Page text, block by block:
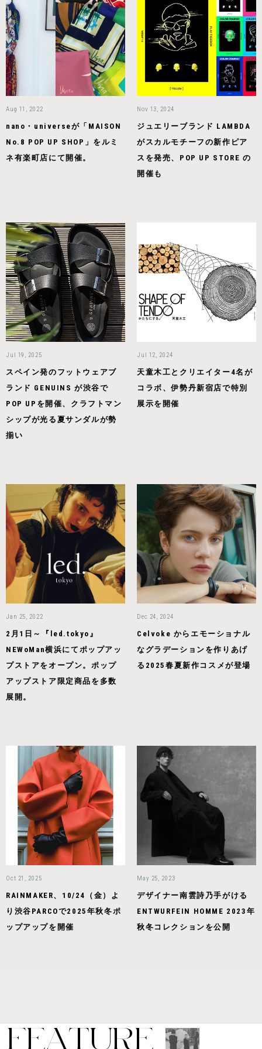
Aug 11, 2022
nano・universeが「MAISON
No.8 POP UP SHOP」をルミ
ネ有楽町店にて開催。
Nov 13, 2024
ジュエリーブランド LAMBDA
がスカルモチーフの新作ピア
スを発売、POP UP STORE の
開催も
Jul 19, 2025
スペイン発のフットウェアブ
ランド GENUINS が渋谷で
POP UPを開催、クラフトマン
シップが光る夏サンダルが勢
揃い
Jul 12, 2024
天童木工とクリエイター4名が
コラボ、伊勢丹新宿店で特別
展示を開催
Jan 25, 2022
2月1日～『led.tokyo』
NEWoMan横浜にてポップアッ
プストアをオープン。ポップ
アップストア限定商品を多数
展開。
Dec 24, 2024
Celvoke からエモーショナル
なグラデーションを作りあげ
る2025春夏新作コスメが登場
Oct 21, 2025
RAINMAKER、10/24（金）よ
り渋谷PARCOで2025年秋冬ポ
ップアップを開催
May 25, 2023
デザイナー南雲詩乃手がける
ENTWURFEIN HOMME 2023年
秋冬コレクションを公開
FEATURE